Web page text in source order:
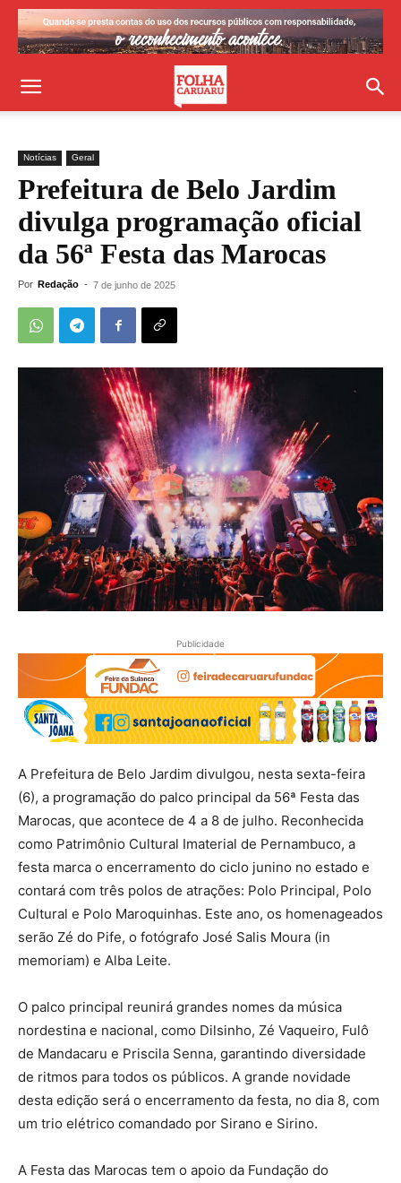
Notícias Geral
Prefeitura de Belo Jardim
divulga programação oficial
da 56ª Festa das Marocas
Por Redação - 7 de junho de 2025
Publicidade
A Prefeitura de Belo Jardim divulgou, nesta sexta-feira
(6), a programação do palco principal da 56ª Festa das
Marocas, que acontece de 4 a 8 de julho. Reconhecida
como Patrimônio Cultural Imaterial de Pernambuco, a
festa marca o encerramento do ciclo junino no estado e
contará com três polos de atrações: Polo Principal, Polo
Cultural e Polo Maroquinhas. Este ano, os homenageados
serão Zé do Pife, o fotógrafo José Salis Moura (in
memoriam) e Alba Leite.
O palco principal reunirá grandes nomes da música
nordestina e nacional, como Dilsinho, Zé Vaqueiro, Fulô
de Mandacaru e Priscila Senna, garantindo diversidade
de ritmos para todos os públicos. A grande novidade
desta edição será o encerramento da festa, no dia 8, com
um trio elétrico comandado por Sirano e Sirino.
A Festa das Marocas tem o apoio da Fundação do